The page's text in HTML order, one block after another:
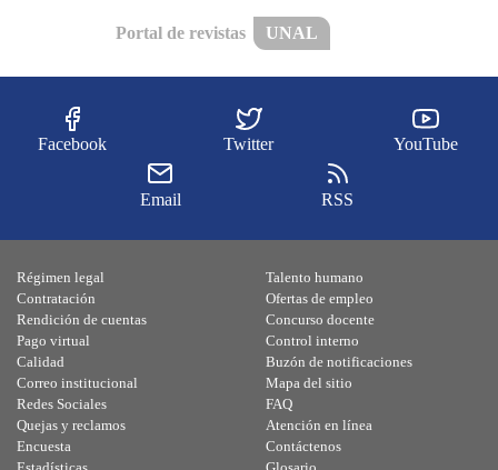
Portal de revistas UNAL
Facebook Twitter YouTube
Email RSS
Régimen legal
Contratación
Rendición de cuentas
Pago virtual
Calidad
Talento humano
Ofertas de empleo
Concurso docente
Control interno
Buzón de notificaciones
Correo institucional
Redes Sociales
Quejas y reclamos
Encuesta
Mapa del sitio
FAQ
Atención en línea
Contáctenos